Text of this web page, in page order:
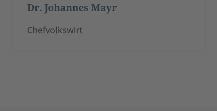
Dr. Johannes Mayr
Chefvolkswirt